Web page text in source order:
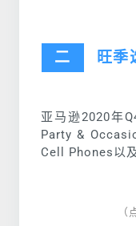
二 旺季
亚马逊2020年
Party &
Cell Phones以
（